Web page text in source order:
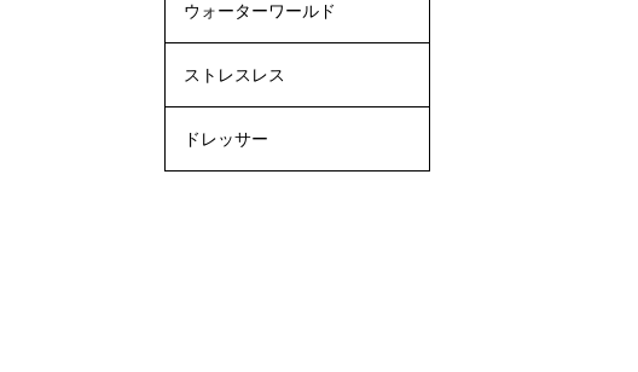
ウォーターワールド
ストレスレス
ドレッサー